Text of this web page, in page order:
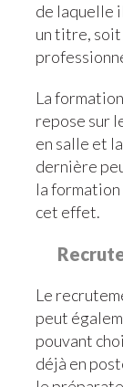
de laquelle
un titre, soit
La
repose sur
en salle et
dernière
la formation
cet effet.
Le
peut
pouvant
déjà en